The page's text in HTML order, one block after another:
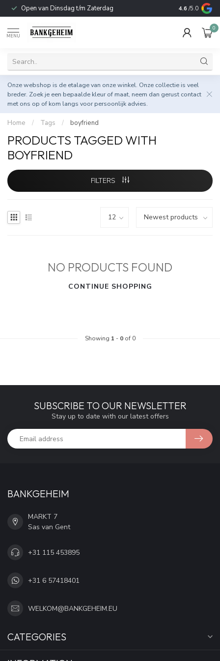
Open van Dinsdag t/m Zaterdag Duurzame &
4.6 /5.0
MENU
0
Onze webshop is de etalage van onze winkel. Onze collectie is veel
breder. Zoek je een bepaalde kleur of maat, neem dan gerust contact
met ons op of kom langs voor persoonlijk advies.
Home / Tags / boyfriend
PRODUCTS TAGGED WITH
BOYFRIEND
FILTERS
NO PRODUCTS FOUND
CONTINUE SHOPPING
Showing 1 - 0of 0
SUBSCRIBE TO OUR NEWSLETTER
Stay up to date with our latest offers
BANKGEHEIM
MARKT 7
Sas van Gent
+31 115 453895
+31 6 57418401
WELKOM@BANKGEHEIM.EU
CATEGORIES